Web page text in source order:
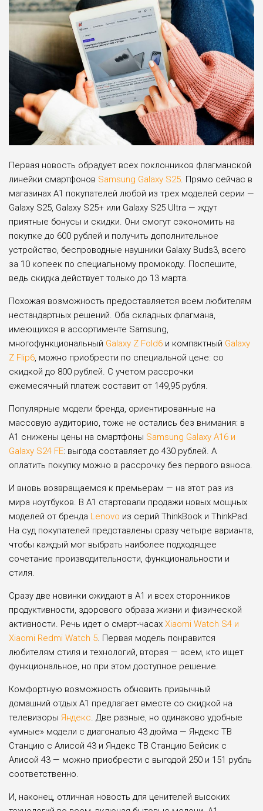
Первая новость обрадует всех поклонников флагманской
линейки смартфонов Samsung Galaxy S25. Прямо сейчас в
магазинах А1 покупателей любой из трех моделей серии —
Galaxy S25, Galaxy S25+ или Galaxy S25 Ultra — ждут
приятные бонусы и скидки. Они смогут сэкономить на
покупке до 600 рублей и получить дополнительное
устройство, беспроводные наушники Galaxy Buds3, всего
за 10 копеек по специальному промокоду. Поспешите,
ведь скидка действует только до 13 марта.
Похожая возможность предоставляется всем любителям
нестандартных решений. Оба складных флагмана,
имеющихся в ассортименте Samsung,
многофункциональный Galaxy Z Fold6 и компактный Galaxy
Z Flip6, можно приобрести по специальной цене: со
скидкой до 800 рублей. С учетом рассрочки
ежемесячный платеж составит от 149,95 рубля.
Популярные модели бренда, ориентированные на
массовую аудиторию, тоже не остались без внимания: в
А1 снижены цены на смартфоны Samsung Galaxy A16 и
Galaxy S24 FE: выгода составляет до 430 рублей. А
оплатить покупку можно в рассрочку без первого взноса.
И вновь возвращаемся к премьерам — на этот раз из
мира ноутбуков. В А1 стартовали продажи новых мощных
моделей от бренда Lenovo из серий ThinkBook и ThinkPad.
На суд покупателей представлены сразу четыре варианта,
чтобы каждый мог выбрать наиболее подходящее
сочетание производительности, функциональности и
стиля.
Сразу две новинки ожидают в А1 и всех сторонников
продуктивности, здорового образа жизни и физической
активности. Речь идет о смарт-часах Xiaomi Watch S4 и
Xiaomi Redmi Watch 5. Первая модель понравится
любителям стиля и технологий, вторая — всем, кто ищет
функциональное, но при этом доступное решение.
Комфортную возможность обновить привычный
домашний отдых А1 предлагает вместе со скидкой на
телевизоры Яндекс. Две разные, но одинаково удобные
«умные» модели с диагональю 43 дюйма — Яндекс ТВ
Станцию с Алисой 43 и Яндекс ТВ Станцию Бейсик с
Алисой 43 — можно приобрести с выгодой 250 и 151 рубль
соответственно.
И, наконец, отличная новость для ценителей высоких